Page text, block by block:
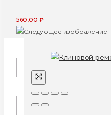
560,00 ₽